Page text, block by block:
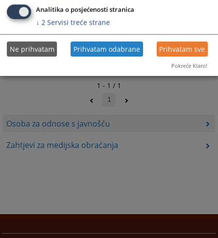
Osoba za odnose s javnošću
Zahtjevi za medijska obraćanja
1 - 1 / 1
1
Analitika o posjećenosti stranica
↓ 2 Servisi treće strane
Ne prihvatam Prihvatam odabrane Prihvatam sve
Pokreće Klaro!